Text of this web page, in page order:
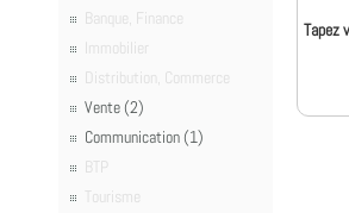
Banque, Finance
Immobilier
Distribution, Commerce
Vente (2)
Communication (1)
BTP
Tourisme
Tapez